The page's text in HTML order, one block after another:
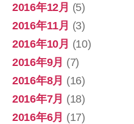
2016年12月 (5)
2016年11月 (3)
2016年10月 (10)
2016年9月 (7)
2016年8月 (16)
2016年7月 (18)
2016年6月 (17)